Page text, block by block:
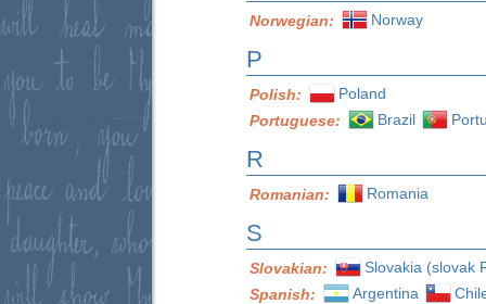
Norwegian: Norway
P
Polish:
Poland
Portuguese:
Brazil
R
Romanian: Romania
S
Slovakian:
Slovakia (slovak
Spanish:
Argentina